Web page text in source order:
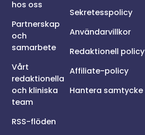
hos oss
Partnerskap
och
samarbete
Vårt
redaktionella
och kliniska
team
RSS-flöden
Sekretesspolicy
Användarvillkor
Redaktionell policy
Affiliate-policy
Hantera samtycke